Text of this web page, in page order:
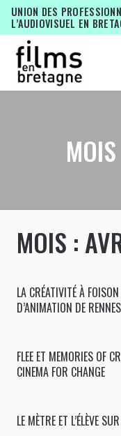
UNION DES
L’AUDIOVISUEL EN
MOIS :
LA CRÉATIVITÉ À
D’ANIMATION DE
FLEE ET MEMORIES OF
CINEMA FOR CHANGE
LE MÈTRE ET L’ÉLÈVE